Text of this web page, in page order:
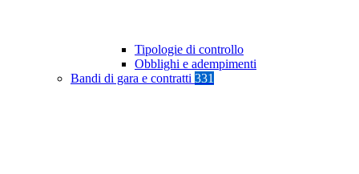
Tipologie di controllo
Obblighi e adempimenti
Bandi di gara e contratti 331